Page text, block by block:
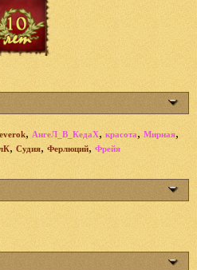
, АнгеЛ_В_КедаХ, красота, Мирная,
, Судия, Ферлюций, Фрейя